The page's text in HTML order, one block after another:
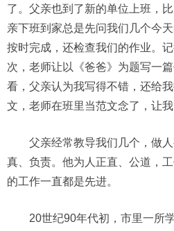
了。父亲也到了新的单位上班，
亲下班到家总是先问我们几个今
按时完成，还检查我们的作业。
次，老师让以《爸爸》为题写一
看，父亲认为我写得不错，还给
文，老师在班里当范文念了，让我
父亲经常教导我们几个，做
真、负责。他为人正直、公道，
的工作一直都是先进。
20世纪90年代初，市里一所